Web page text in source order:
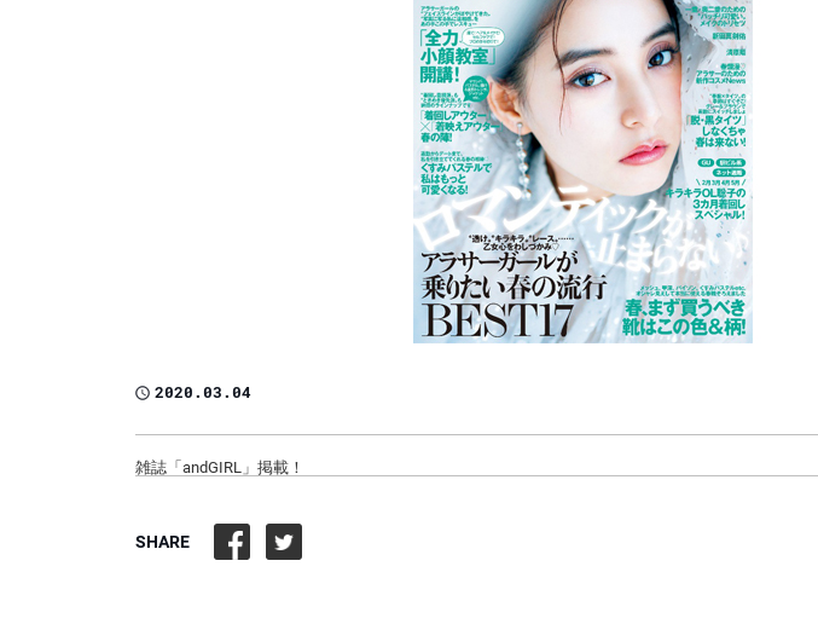
2020.03.04
雑誌「andGIRL」掲載！
SHARE